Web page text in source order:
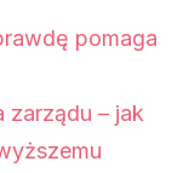
pomaga
zarządu – jak